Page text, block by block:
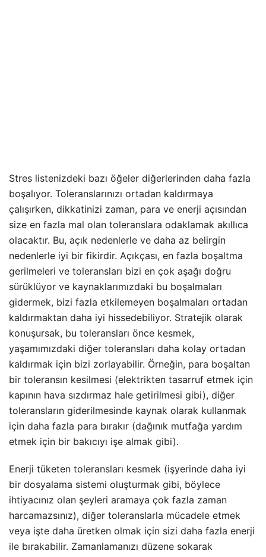
Stres listenizdeki bazı öğeler diğerlerinden daha fazla
boşalıyor. Toleranslarınızı ortadan kaldırmaya
çalışırken, dikkatinizi zaman, para ve enerji açısından
size en fazla mal olan toleranslara odaklamak akıllıca
olacaktır. Bu, açık nedenlerle ve daha az belirgin
nedenlerle iyi bir fikirdir. Açıkçası, en fazla boşaltma
gerilmeleri ve toleransları bizi en çok aşağı doğru
sürüklüyor ve kaynaklarımızdaki bu boşalmaları
gidermek, bizi fazla etkilemeyen boşalmaları ortadan
kaldırmaktan daha iyi hissedebiliyor. Stratejik olarak
konuşursak, bu toleransları önce kesmek,
yaşamımızdaki diğer toleransları daha kolay ortadan
kaldırmak için bizi zorlayabilir. Örneğin, para boşaltan
bir toleransın kesilmesi (elektrikten tasarruf etmek için
kapının hava sızdırmaz hale getirilmesi gibi), diğer
toleransların giderilmesinde kaynak olarak kullanmak
için daha fazla para bırakır (dağınık mutfağa yardım
etmek için bir bakıcıyı işe almak gibi).
Enerji tüketen toleransları kesmek (işyerinde daha iyi
bir dosyalama sistemi oluşturmak gibi, böylece
ihtiyacınız olan şeyleri aramaya çok fazla zaman
harcamazsınız), diğer toleranslarla mücadele etmek
veya işte daha üretken olmak için sizi daha fazla enerji
ile bırakabilir. Zamanlamanızı düzene sokarak